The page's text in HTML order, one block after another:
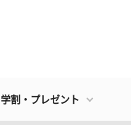
学割・プレゼント